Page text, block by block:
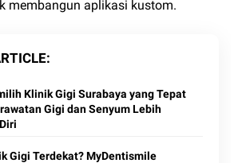
membangun aplikasi kustom.
Klinik Gigi Surabaya yang Tepat
Gigi dan Senyum Lebih
Gigi Terdekat? MyDentismile